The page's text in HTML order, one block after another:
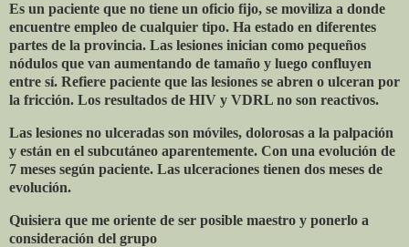
Es un paciente que no tiene un oficio fijo, se moviliza a donde
encuentre empleo de cualquier tipo. Ha estado en diferentes
partes de la provincia. Las lesiones inician como pequeños
nódulos que van aumentando de tamaño y luego confluyen
entre sí. Refiere paciente que las lesiones se abren o ulceran por
la fricción. Los resultados de HIV y VDRL no son reactivos.
Las lesiones no ulceradas son móviles, dolorosas a la palpación
y están en el subcutáneo aparentemente. Con una evolución de
7 meses según paciente. Las ulceraciones tienen dos meses de
evolución.
Quisiera que me oriente de ser posible maestro y ponerlo a
consideración del grupo